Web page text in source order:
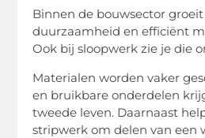
Binnen de bouwsector
duurzaamheid en efficiënt
Ook bij sloopwerk zie je die
Materialen worden vaker
en bruikbare onderdelen
tweede leven. Daarnaast
stripwerk om delen van een